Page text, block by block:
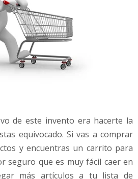
de este invento era hacerte la
equivocado. Si vas a comprar
y encuentras un carrito para
seguro que es muy fácil caer en
más artículos a tu lista de